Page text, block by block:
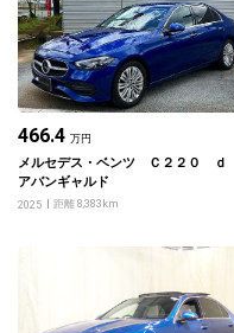
466.4 万円
メルセデス・ベンツ Ｃ２２０ ｄ
アバンギャルド
2025 距離 8,383km